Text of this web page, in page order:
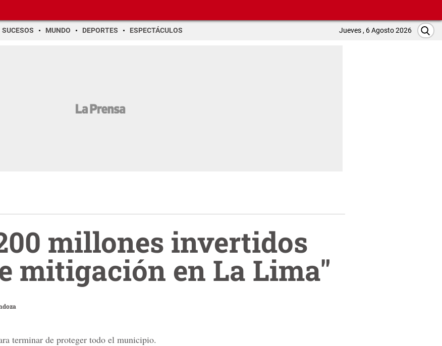
SUCESOS MUNDO DEPORTES ESPECTÁCULOS Jueves , 6 Agosto 2026
millones invertidos
mitigación en La Lima"
terminar de proteger todo el municipio.